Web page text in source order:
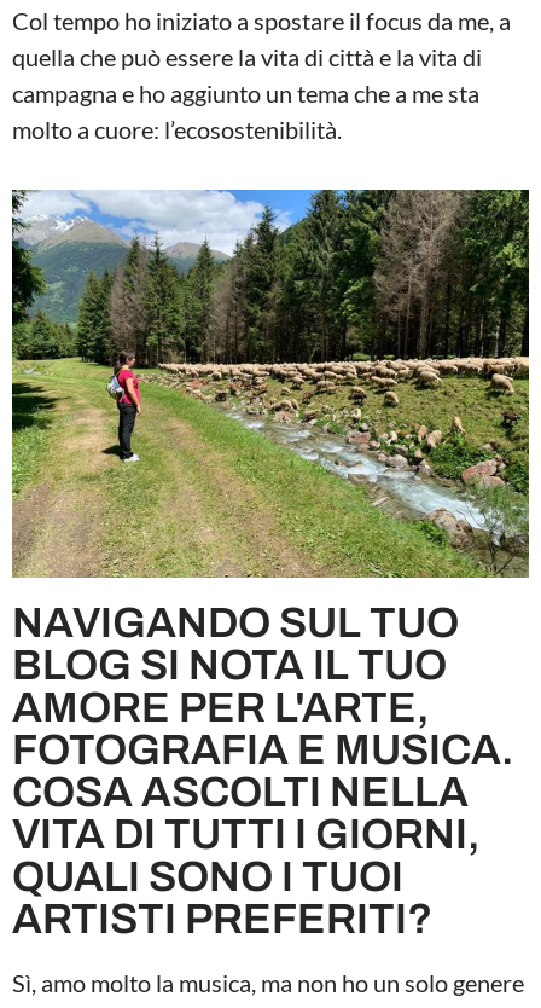
Col tempo ho iniziato a spostare il focus da me, a
quella che può essere la vita di città e la vita di
campagna e ho aggiunto un tema che a me sta
molto a cuore: l’ecosostenibilità.
NAVIGANDO SUL TUO
BLOG SI NOTA IL TUO
AMORE PER L'ARTE,
FOTOGRAFIA E MUSICA.
COSA ASCOLTI NELLA
VITA DI TUTTI I GIORNI,
QUALI SONO I TUOI
ARTISTI PREFERITI?
Sì, amo molto la musica, ma non ho un solo genere